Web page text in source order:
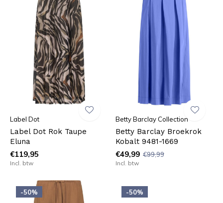
Label Dot
Label Dot Rok Taupe
Eluna
€119,95
Incl. btw
Betty Barclay Collection
Betty Barclay Broekrok
Kobalt 9481-1669
€49,99 €99,99
Incl. btw
-50% -50%